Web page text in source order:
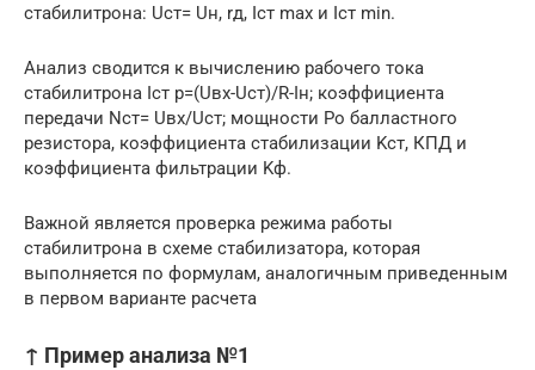
стабилитрона: Uст= Uн, rд, Iст max и Iст min.
Анализ сводится к вычислению рабочего тока
стабилитрона Iст р=(Uвх-Uст)/R-Iн; коэффициента
передачи Nст= Uвх/Uст; мощности Po балластного
резистора, коэффициента стабилизации Kст, КПД и
коэффициента фильтрации Kф.
Важной является проверка режима работы
стабилитрона в схеме стабилизатора, которая
выполняется по формулам, аналогичным приведенным
в первом варианте расчета
↑ Пример анализа №1